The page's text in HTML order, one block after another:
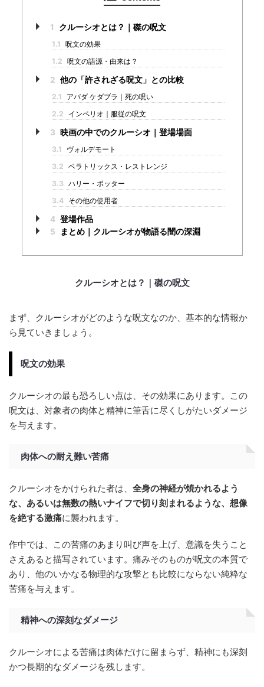
1 クルーシオとは？｜磔の呪文
1.1 呪文の効果
1.2 呪文の語源・由来は？
2 他の「許されざる呪文」との比較
2.1
アバダ ケダブラ｜死の呪い
2.2
インペリオ｜服従の呪文
3 映画の中でのクルーシオ｜登場場面
3.1
ヴォルデモート
3.2 ベラトリックス・レストレンジ
3.3 ハリー・ポッター
3.4 その他の使用者
4 登場作品
5
まとめ｜クルーシオが物語る闇の深淵
クルーシオとは？｜磔の呪文
まず、クルーシオがどのような呪文なのか、基本的な情報か
ら見ていきましょう。
呪文の効果
クルーシオの最も恐ろしい点は、その効果にあります。この
呪文は、対象者の肉体と精神に筆舌に尽くしがたいダメージ
を与えます。
肉体への耐え難い苦痛
クルーシオをかけられた者は、 全身の神経が焼かれるよう
な、あるいは無数の熱いナイフで切り刻まれるような、想像
を絶する激痛に襲われます。
作中では、この苦痛のあまり叫び声を上げ、意識を失うこと
さえあると描写されています。痛みそのものが呪文の本質で
あり、他のいかなる物理的な攻撃とも比較にならない純粋な
苦痛を与えます。
精神への深刻なダメージ
クルーシオによる苦痛は肉体だけに留まらず、精神にも深刻
かつ長期的なダメージを残します。